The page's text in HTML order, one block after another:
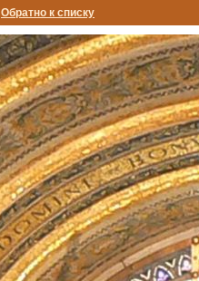
Обратно к списку